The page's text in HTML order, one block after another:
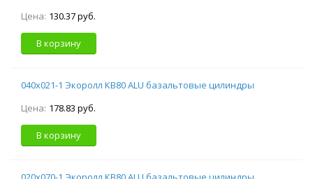
Цена: 130.37 руб.
В корзину
040х021-1 Экоролл КВ80 ALU базальтовые цилиндры
Цена: 178.83 руб.
В корзину